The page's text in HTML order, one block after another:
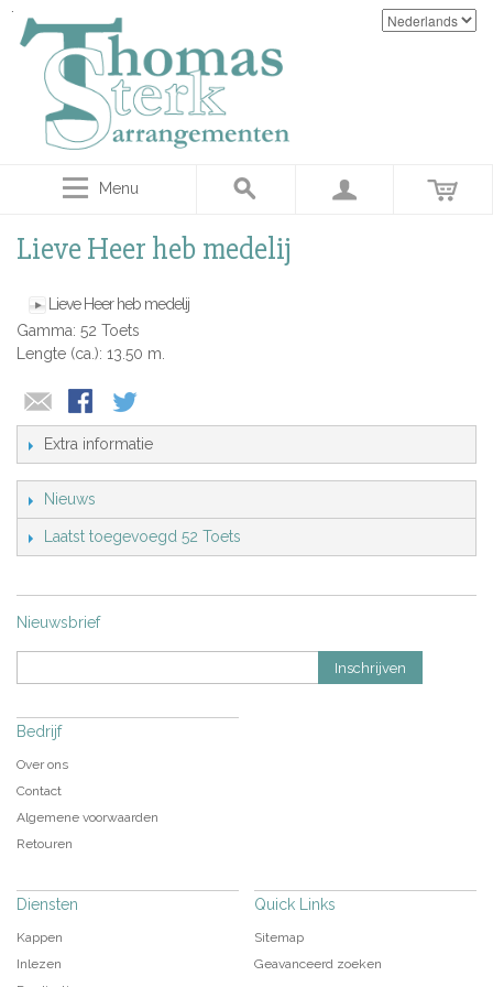
Menu
Lieve Heer heb medelij
Lieve Heer heb medelij
Gamma: 52 Toets
Lengte (ca.): 13.50 m.
Extra informatie
Nieuws
Laatst toegevoegd 52 Toets
Nieuwsbrief
Inschrijven
Bedrijf
Over ons
Contact
Algemene voorwaarden
Retouren
Diensten
Kappen
Inlezen
Quick Links
Sitemap
Geavanceerd zoeken